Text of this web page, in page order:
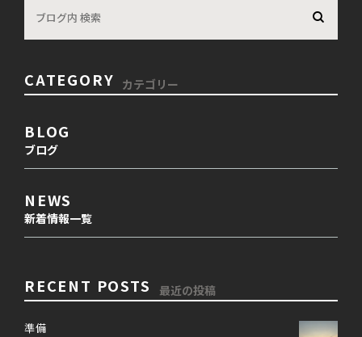
CATEGORY カテゴリー
BLOG
ブログ
NEWS
新着情報一覧
RECENT POSTS 最近の投稿
準備